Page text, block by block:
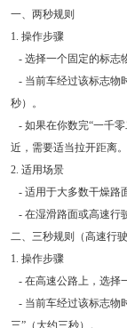
一、两秒规则
1. 操作步骤
- 选择一个固定的标志
- 当前车经过该标志物
秒）。
- 如果在你数完“一千
近，需要适当拉开距离。
2. 适用场景
- 适用于大多数干燥路
- 在湿滑路面或高速行
二、三秒规则（高速行驶
1. 操作步骤
- 在高速公路上，选择
- 当前车经过该标志物